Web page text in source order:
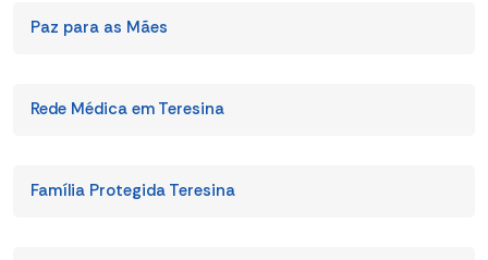
Paz para as Mães
Rede Médica em Teresina
Família Protegida Teresina